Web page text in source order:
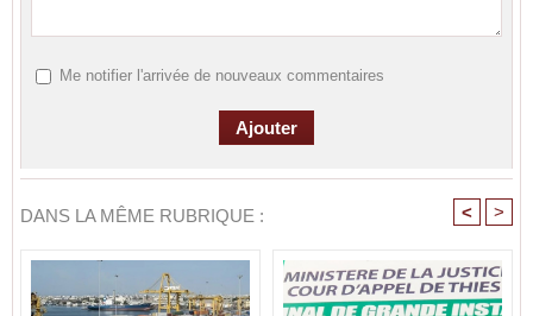
Me notifier l'arrivée de nouveaux commentaires
DANS LA MÊME RUBRIQUE : < >